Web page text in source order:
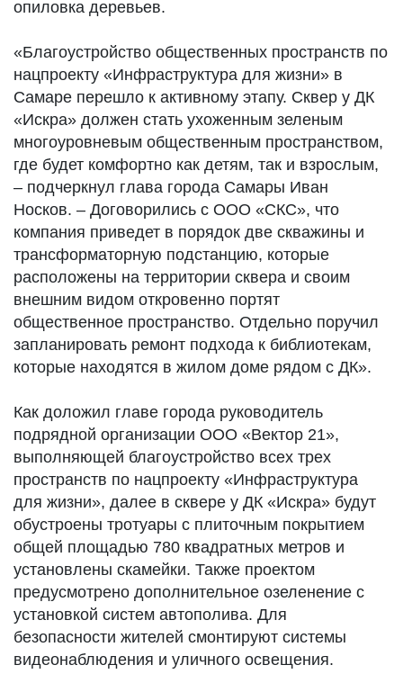
опиловка деревьев.
«Благоустройство общественных пространств по
нацпроекту «Инфраструктура для жизни» в
Самаре перешло к активному этапу. Сквер у ДК
«Искра» должен стать ухоженным зеленым
многоуровневым общественным пространством,
где будет комфортно как детям, так и взрослым,
– подчеркнул глава города Самары Иван
Носков. – Договорились с ООО «СКС», что
компания приведет в порядок две скважины и
трансформаторную подстанцию, которые
расположены на территории сквера и своим
внешним видом откровенно портят
общественное пространство. Отдельно поручил
запланировать ремонт подхода к библиотекам,
которые находятся в жилом доме рядом с ДК».
Как доложил главе города руководитель
подрядной организации ООО «Вектор 21»,
выполняющей благоустройство всех трех
пространств по нацпроекту «Инфраструктура
для жизни», далее в сквере у ДК «Искра» будут
обустроены тротуары с плиточным покрытием
общей площадью 780 квадратных метров и
установлены скамейки. Также проектом
предусмотрено дополнительное озеленение с
установкой систем автополива. Для
безопасности жителей смонтируют системы
видеонаблюдения и уличного освещения.